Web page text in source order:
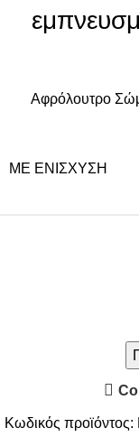
Αφρόλουτρο
ΜΕ ΕΝΊΣΧΥΣΗ
Κωδικός προϊόντος: